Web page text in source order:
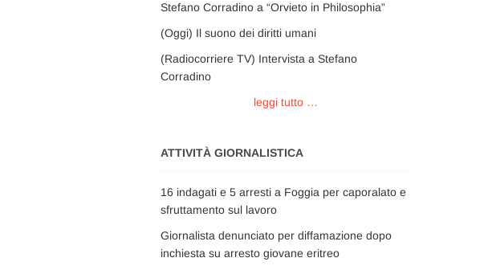
Stefano Corradino a “Orvieto in Philosophia”
(Oggi) Il suono dei diritti umani
(Radiocorriere TV) Intervista a Stefano
Corradino
leggi tutto …
ATTIVITÀ GIORNALISTICA
16 indagati e 5 arresti a Foggia per caporalato e
sfruttamento sul lavoro
Giornalista denunciato per diffamazione dopo
inchiesta su arresto giovane eritreo